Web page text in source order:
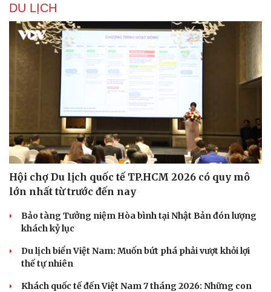
DU LỊCH
Hội chợ Du lịch quốc tế TP.HCM 2026 có quy mô
lớn nhất từ trước đến nay
Bảo tàng Tưởng niệm Hòa bình tại Nhật Bản đón lượng
khách kỷ lục
Du lịch biển Việt Nam: Muốn bứt phá phải vượt khỏi lợi
thế tự nhiên
Khách quốc tế đến Việt Nam 7 tháng 2026: Những con